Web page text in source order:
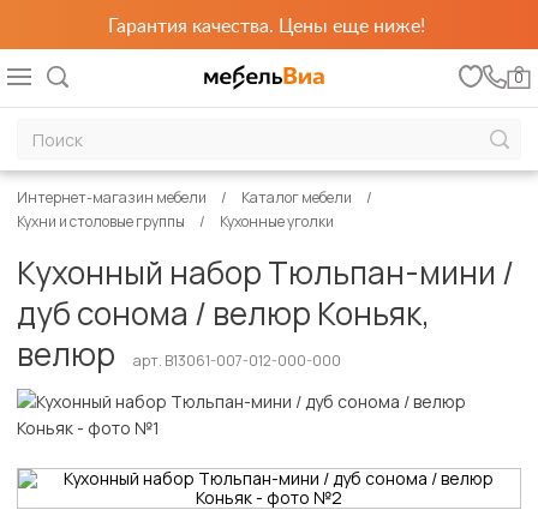
Гарантия качества. Цены еще ниже!
0
Интернет-магазин мебели
Каталог мебели
Кухни и столовые группы
Кухонные уголки
Кухонный набор Тюльпан-мини /
дуб сонома / велюр Коньяк,
велюр
арт. B13061-007-012-000-000